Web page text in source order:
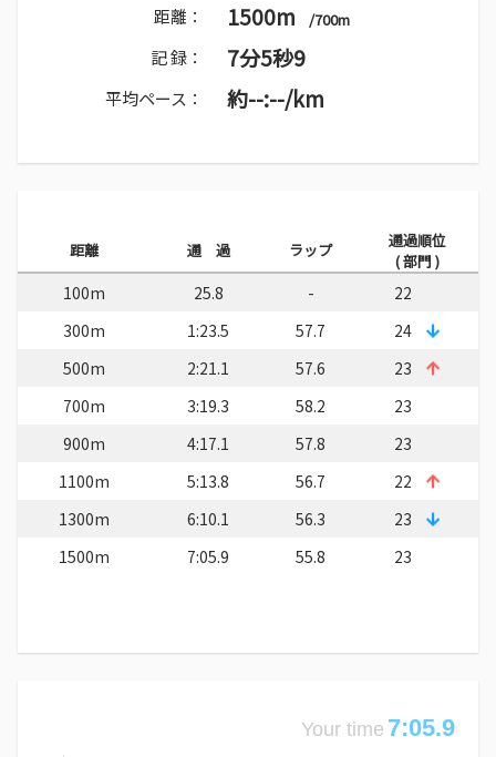
距離： 1500m /700m
記 録： 7分5秒9
平均ペース： 約--:--/km
距離 通 過 ラップ
通過順位
( 部門 )
100m 25.8 -
22
300m
1:23.5 57.7
24
500m
2:21.1 57.6
23
700m
3:19.3 58.2
23
900m
4:17.1 57.8
23
1100m
5:13.8 56.7
22
1300m
6:10.1 56.3
23
1500m
7:05.9 55.8 23
Your time 7:05.9